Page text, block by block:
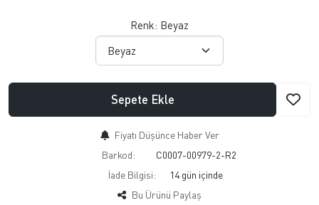
Renk: Beyaz
Sepete Ekle
Fiyatı Düşünce Haber Ver
Barkod:
C0007-00979-2-R2
İade Bilgisi:
Bu Ürünü Paylaş